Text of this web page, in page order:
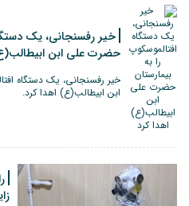
خیر رفسنجانی، یک
حضرت علی ابن
خیر رفسنجانی، یک دستگاه
ابن ابیطالب(ع) اهدا کرد.